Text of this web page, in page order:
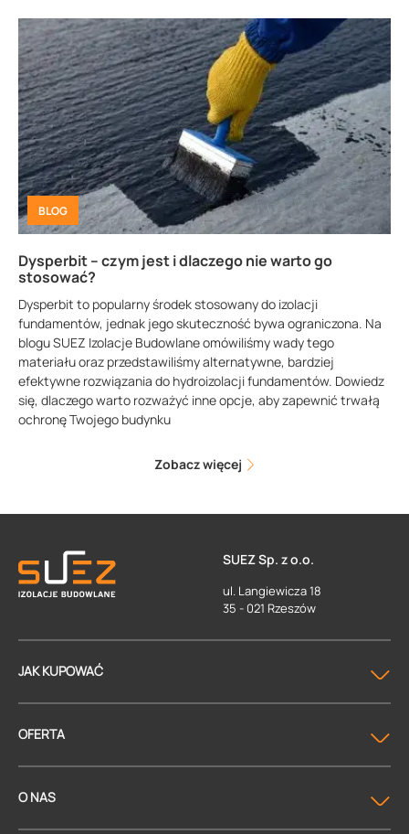
BLOG
Dysperbit – czym jest i dlaczego nie warto go
stosować?
Dysperbit to popularny środek stosowany do izolacji
fundamentów, jednak jego skuteczność bywa ograniczona. Na
blogu SUEZ Izolacje Budowlane omówiliśmy wady tego
materiału oraz przedstawiliśmy alternatywne, bardziej
efektywne rozwiązania do hydroizolacji fundamentów. Dowiedz
się, dlaczego warto rozważyć inne opcje, aby zapewnić trwałą
ochronę Twojego budynku
Zobacz więcej
SUEZ Sp. z o.o.
ul. Langiewicza 18
35 - 021 Rzeszów
JAK KUPOWAĆ
OFERTA
O NAS